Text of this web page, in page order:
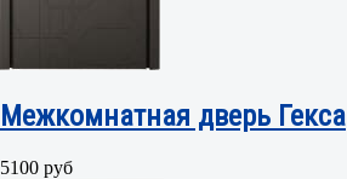
Межкомнатная дверь Гекса
5100 руб